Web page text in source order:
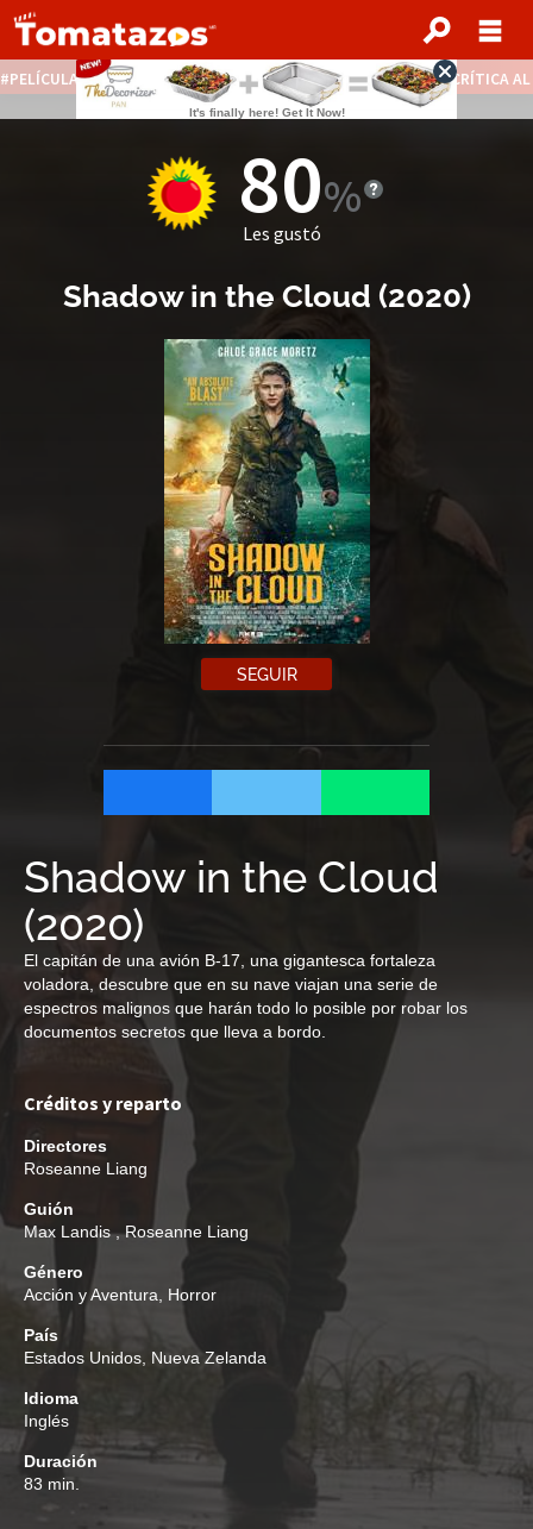
PELÍCULAS STREAMING GRATIS NOTICIAS DESTACADAS CRÍTICA
80
Les gustó
Shadow in the Cloud (2020)
SEGUIR
Shadow in the Cloud
(2020)
El capitán de una avión B-17, una gigantesca fortaleza
voladora, descubre que en su nave viajan una serie de
espectros malignos que harán todo lo posible por robar los
documentos secretos que lleva a bordo.
Créditos y reparto
Directores
Roseanne Liang
Guión
Max Landis,Roseanne Liang
Género
Acción y Aventura
Horror
País
Estados Unidos, Nueva Zelanda
Idioma
Inglés
Duración
83 min.